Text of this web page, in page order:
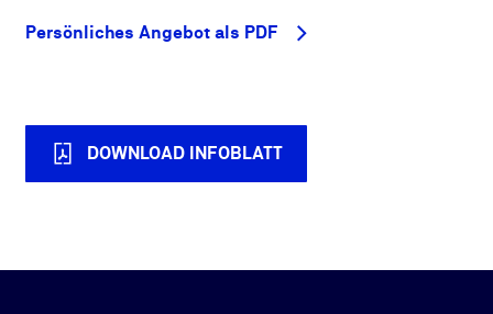
Persönliches Angebot als PDF
DOWNLOAD INFOBLATT